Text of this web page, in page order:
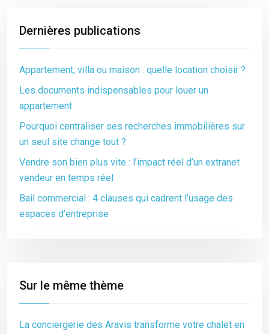
Dernières publications
Appartement, villa ou maison : quelle location choisir ?
Les documents indispensables pour louer un
appartement
Pourquoi centraliser ses recherches immobilières sur
un seul site change tout ?
Vendre son bien plus vite : l’impact réel d’un extranet
vendeur en temps réel
Bail commercial : 4 clauses qui cadrent l’usage des
espaces d’entreprise
Sur le même thème
La conciergerie des Aravis transforme votre chalet en